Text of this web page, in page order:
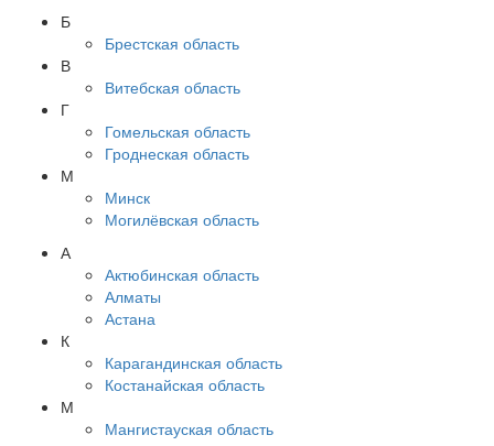
Б
Брестская область
В
Витебская область
Г
Гомельская область
Гроднеская область
М
Минск
Могилёвская область
А
Актюбинская область
Алматы
Астана
К
Карагандинская область
Костанайская область
М
Мангистауская область